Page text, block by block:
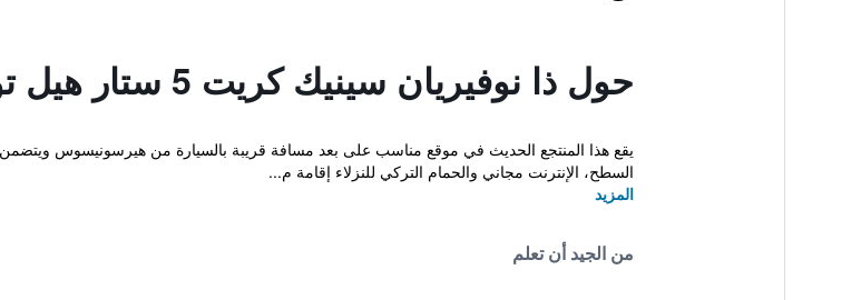
حول ذا نوفيريان سينيك كريت 5 ستار هيل توب فيلا ريزورت آند سبا
يقع هذا المنتجع الحديث في موقع مناسب على بعد مسافة قريبة بالسيارة من هيرسونيسوس
السطح، الإنترنت مجاني والحمام التركي للنزلاء إقامة م...
المزيد
من الجيد أن تعلم